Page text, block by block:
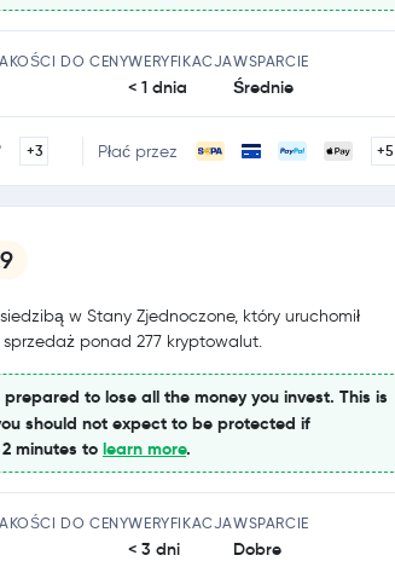
DO CENYWERYFIKACJA
< 1 dnia
WSPARCIE
Średnie
+3 Płać przez +5
w Stany Zjednoczone, który uruchomił
ponad 277 kryptowalut.
prepared to lose all the money you invest. This is
should not expect to be protected if
minutes to learn more.
DO CENYWERYFIKACJA
< 3 dni
WSPARCIE
Dobre